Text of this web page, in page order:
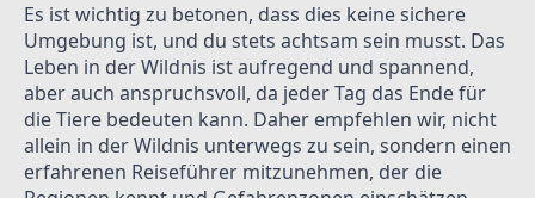
Es ist wichtig zu betonen, dass dies keine sichere
Umgebung ist, und du stets achtsam sein musst. Das
Leben in der Wildnis ist aufregend und spannend,
aber auch anspruchsvoll, da jeder Tag das Ende für
die Tiere bedeuten kann. Daher empfehlen wir, nicht
allein in der Wildnis unterwegs zu sein, sondern einen
erfahrenen Reiseführer mitzunehmen, der die